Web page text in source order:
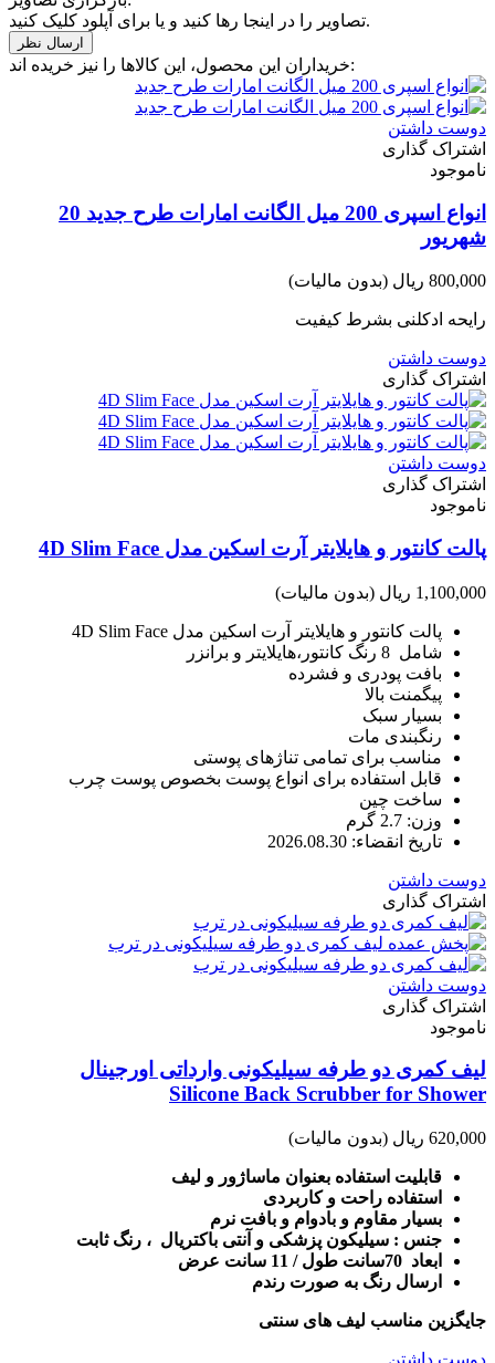
تصاویر را در اینجا رها کنید و یا برای آپلود کلیک کنید.
خریداران این محصول، این کالاها را نیز خریده اند:
دوست داشتن
اشتراک گذاری
ناموجود
انواع اسپری 200 میل الگانت امارات طرح جدید 20
شهریور
800,000 ریال (بدون مالیات)
رایحه ادکلنی بشرط کیفیت
دوست داشتن
اشتراک گذاری
دوست داشتن
اشتراک گذاری
ناموجود
پالت کانتور و هایلایتر آرت اسکین مدل 4D Slim Face
1,100,000 ریال (بدون مالیات)
پالت کانتور و هایلایتر آرت اسکین مدل 4D Slim Face
شامل 8 رنگ کانتور،هایلایتر و برانزر
بافت پودری و فشرده
پیگمنت بالا
بسیار سبک
رنگبندی مات
مناسب برای تمامی تناژهای پوستی
قابل استفاده برای انواع پوست بخصوص پوست چرب
ساخت چین
وزن: 2.7 گرم
تاریخ انقضاء: 2026.08.30
دوست داشتن
اشتراک گذاری
دوست داشتن
اشتراک گذاری
ناموجود
لیف کمری دو طرفه سیلیکونی وارداتی اورجینال
Silicone Back Scrubber for Shower
620,000 ریال (بدون مالیات)
قابلیت استفاده بعنوان ماساژور و لیف
استفاده راحت و کاربردی
بسیار مقاوم و بادوام و بافت نرم
جنس : سیلیکون پزشکی و آنتی باکتریال ، رنگ ثابت
ابعاد 70سانت طول / 11 سانت عرض
ارسال رنگ به صورت رندم
جایگزین مناسب لیف های سنتی